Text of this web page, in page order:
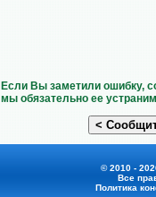
Если Вы заметили ошибку,
мы обязательно ее
© 2010 -
Все
Политика